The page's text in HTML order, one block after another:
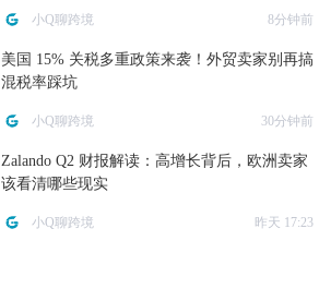
小Q聊跨境 8分钟前
美国 15% 关税多重政策来袭！外贸卖家别再搞
混税率踩坑
小Q聊跨境 30分钟前
Zalando Q2 财报解读：高增长背后，欧洲卖家
该看清哪些现实
小Q聊跨境 昨天 17:23